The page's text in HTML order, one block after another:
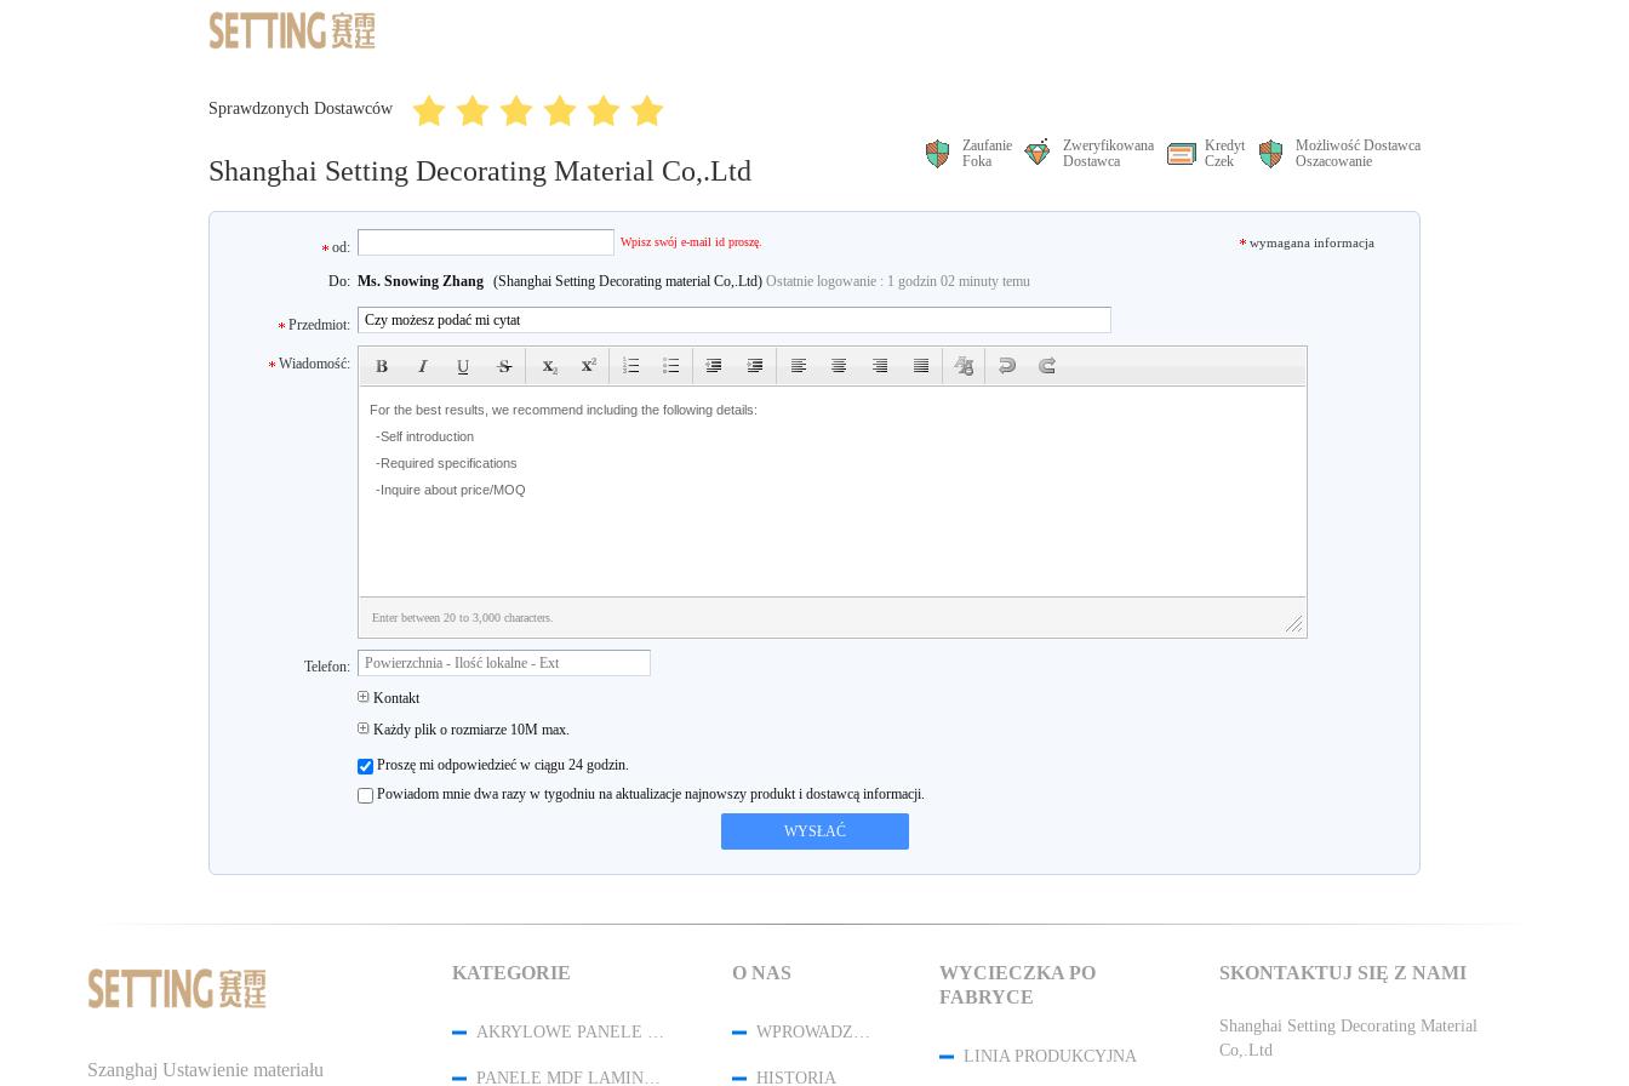
Sprawdzonych Dostawców
Shanghai Setting Decorating Material Co,.Ltd
Zaufanie
Foka
Zweryfikowana
Dostawca
Kredyt
Czek
Możliwość Dostawca
Oszacowanie
od: email
Wpisz swój e-mail id proszę. wymagana informacja
Do: Ms. Snowing Zhang (Shanghai Setting Decorating material Co,.Ltd) Ostatnie logowanie : 1 godzin 02 minuty temu
Przedmiot:
subject
Wiadomość:
Enter between 20 to 3,000 characters.
Telefon:
Kontakt
Każdy plik o rozmiarze 10M max.
Proszę mi odpowiedzieć w ciągu 24 godzin.
Powiadom mnie dwa razy w tygodniu na aktualizacje najnowszy produkt i dostawcą informacji.
Szanghaj Ustawienie materiału
KATEGORIE
AKRYLOWE PANELE MDF O WYSOKIM POŁYSKU
PANELE MDF LAMINOWANE PET
O NAS
WPROWADZENIE
HISTORIA
WYCIECZKA PO
FABRYCE
LINIA PRODUKCYJNA
SKONTAKTUJ SIĘ Z NAMI
Shanghai Setting Decorating Material
Co,.Ltd